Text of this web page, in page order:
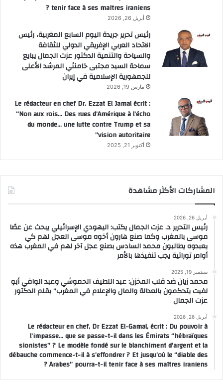
tenir face à ses maîtres iraniens ?
أبريل 26, 2026
رئيس تحرير جريدة اليوم السابع المغربية، رئيس
الاتحاد العربي الإفريقي الدولي للثقافة
والسياحة والتنمية الدكتور عزت الجمال يبايع
سماحة السيد مجتبى خامنئي المرشد الأعلى
للجمهورية الإسلامية في إيران
مارس 19, 2026
Le rédacteur en chef Dr. Ezzat El Jamal écrit :
“Non aux rois… Des rues d’Amérique à l’écho
du monde… une lutte contre Trump et sa
vision autoritaire”
أكتوبر 21, 2025
المشاركات الأكثر مشاهدة
أبريل 26, 2026
رئيس التحرير د. عزت الجمال يكتب: اليهودي الإسرائيلي يبحث عن عصًا
موسى بالمغرب وكما صنع هارون أخوه موسى العجل لهم كي
يعبدوه يطالبون محمد السادس بصنع عجل آخر لهم في المغرب هذه
أوامر توراتية يجب تنفيذها بالأمر
سبتمبر 19, 2025
محمد زيان ضد قلب المخزن: عبد اللطيف الحموشي وعبد الوافي أبو
لفيت يتحكمون بالعدالة والمال والإعلام في المغرب” بقلم الدكتور
عزت الجمال
أبريل 26, 2026
Le rédacteur en chef, Dr Ezzat El-Gamal, écrit : Du pouvoir à
l’impasse… que se passe-t-il dans les Émirats “hébraïques
sionistes” ? Le modèle fondé sur le blanchiment d’argent et la
débauche commence-t-il à s’effondrer ? Et jusqu’où le “diable des
Arabes” pourra-t-il tenir face à ses maîtres iraniens ?